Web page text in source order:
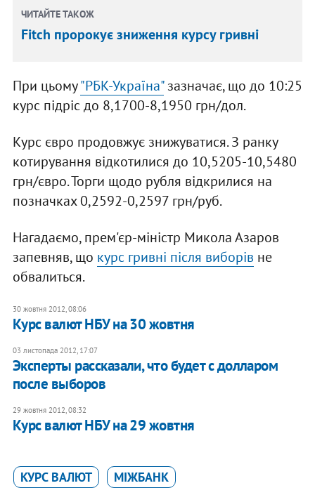
ЧИТАЙТЕ ТАКОЖ
Fitch пророкує зниження курсу гривні
При цьому"РБК-Україна"зазначає, що до 10:25
курс підріс до 8,1700-8,1950 грн/дол.
Курс євро продовжує знижуватися. З ранку
котирування відкотилися до 10,5205-10,5480
грн/євро. Торги щодо рубля відкрилися на
позначках 0,2592-0,2597 грн/руб.
Нагадаємо, прем'єр-міністр Микола Азаров
запевняв, що курс гривні після виборів не
обвалиться.
30 жовтня 2012, 08:06
Курс валют НБУ на 30 жовтня
03 листопада 2012, 17:07
Эксперты рассказали, что будет с долларом
после выборов
29 жовтня 2012, 08:32
Курс валют НБУ на 29 жовтня
КУРС ВАЛЮТ МІЖБАНК